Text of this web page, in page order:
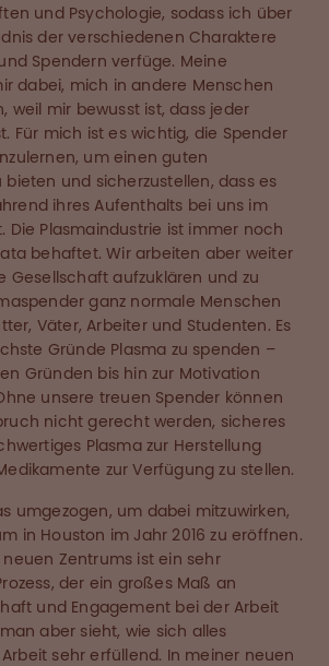
und Psychologie, sodass ich über
der verschiedenen Charaktere
Spendern verfüge. Meine
dabei, mich in andere Menschen
weil mir bewusst ist, dass jeder
Für mich ist es wichtig, die Spender
um einen guten
bieten und sicherzustellen, dass es
ihres Aufenthalts bei uns im
Die Plasmaindustrie ist immer noch
behaftet. Wir arbeiten aber weiter
Gesellschaft aufzuklären und zu
ganz normale Menschen
Väter, Arbeiter und Studenten. Es
Gründe Plasma zu spenden –
Gründen bis hin zur Motivation
unsere treuen Spender können
nicht gerecht werden, sicheres
Plasma zur Herstellung
zur Verfügung zu stellen.
umgezogen, um dabei mitzuwirken,
in Houston im Jahr 2016 zu eröffnen.
Zentrums ist ein sehr
der ein großes Maß an
und Engagement bei der Arbeit
aber sieht, wie sich alles
sehr erfüllend. In meiner neuen